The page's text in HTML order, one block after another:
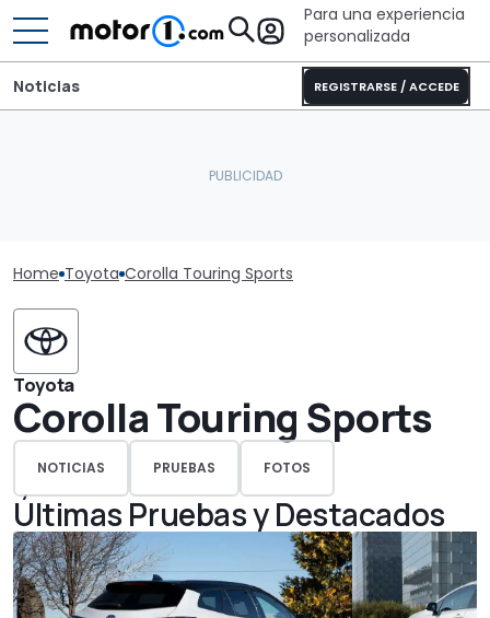
Para una experiencia
personalizada
REGISTRARSE / ACCEDE
Noticias
Home Toyota Corolla Touring Sports
Toyota
Corolla Touring Sports
NOTICIAS PRUEBAS FOTOS
Últimas Pruebas y Destacados